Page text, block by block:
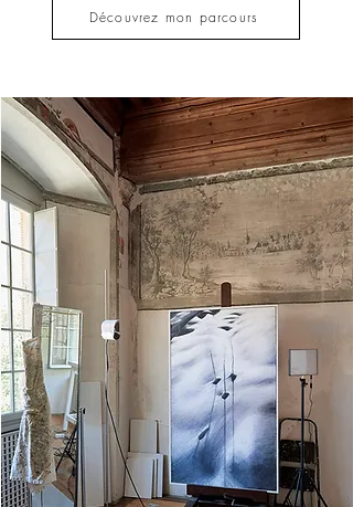
Découvrez mon parcours